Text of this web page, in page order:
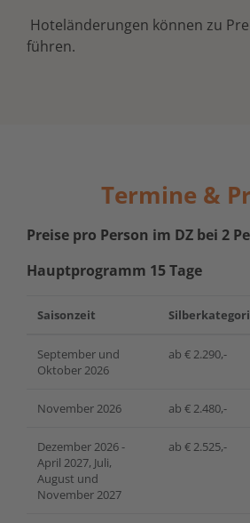
Hoteländerungen können zu
führen.
Termine &
Preise pro Person im DZ bei 2
Hauptprogramm 15 Tage
Saisonzeit
September und
Oktober 2026
ab € 2.290,-
November 2026 ab € 2.480,-
Dezember 2026 -
April 2027, Juli,
August und
November 2027
ab € 2.525,-